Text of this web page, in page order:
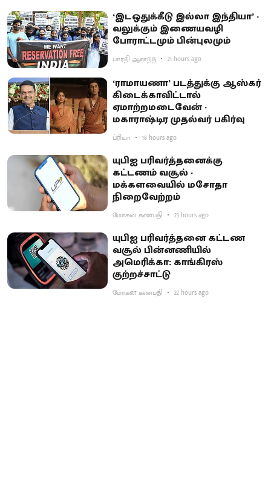
‘இடஒதுக்கீடு இல்லா இந்தியா’ -
வலுக்கும் இணையவழி
போராட்டமும் பின்புலமும்
பாரதி ஆனந்த் 21 hours ago
‘ராமாயணா’ படத்துக்கு ஆஸ்கர்
கிடைக்காவிட்டால்
ஏமாற்றமடைவேன் -
மகாராஷ்டிர முதல்வர் பகிர்வு
ப்ரியா 18 hours ago
யுபிஐ பரிவர்த்தனைக்கு
கட்டணம் வசூல் -
மக்களவையில் மசோதா
நிறைவேற்றம்
மோகன் கணபதி 23 hours ago
யுபிஐ பரிவர்த்தனை கட்டண
வசூல் பின்னணியில்
அமெரிக்கா: காங்கிரஸ்
குற்றச்சாட்டு
மோகன் கணபதி 22 hours ago